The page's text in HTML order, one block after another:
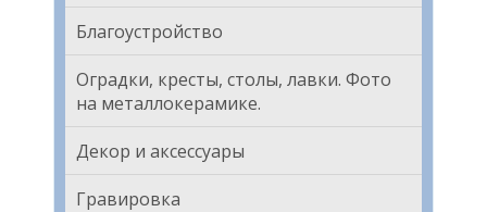
Благоустройство
Оградки, кресты, столы, лавки. Фото
на металлокерамике.
Декор и аксессуары
Гравировка